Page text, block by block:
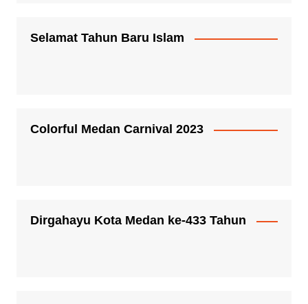
Selamat Tahun Baru Islam
Colorful Medan Carnival 2023
Dirgahayu Kota Medan ke-433 Tahun